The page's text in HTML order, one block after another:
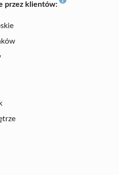
przez klientów: